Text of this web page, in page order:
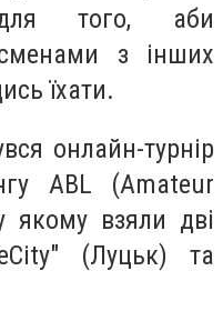
того, аби
з інших
їхати.
онлайн-турнір
ABL (Amateur
якому взяли дві
(Луцьк) та